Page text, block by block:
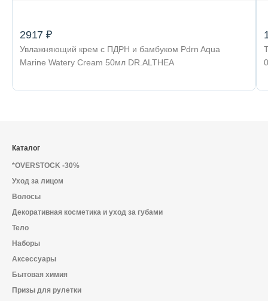
2917 ₽
Увлажняющий крем с ПДРН и бамбуком Pdrn Aqua
Marine Watery Cream 50мл DR.ALTHEA
Каталог
*OVERSTOCK -30%
Уход за лицом
Волосы
Декоративная косметика и уход за губами
Тело
Наборы
Аксессуары
Бытовая химия
Призы для рулетки